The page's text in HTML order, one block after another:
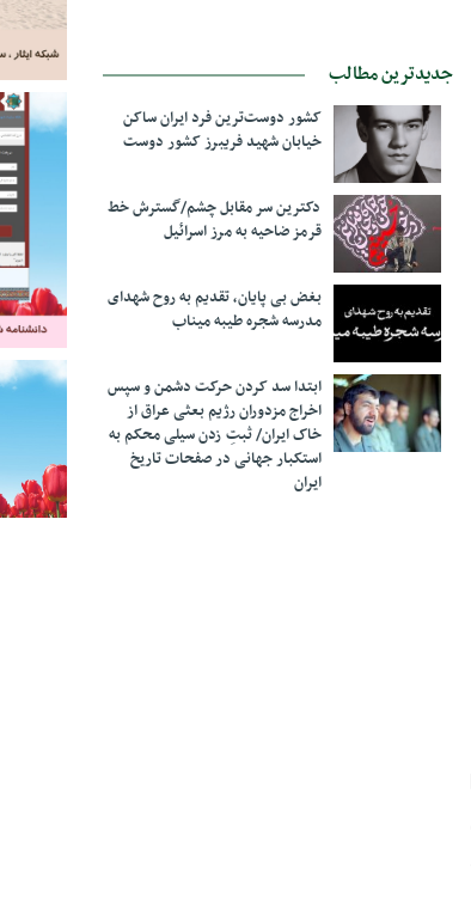
جدیدترین مطالب
کشور دوست‌ترین فرد ایران ساکن
خیابان شهید فریبرز کشور دوست
دکترین سر مقابل چشم/گسترش خط
قرمز ضاحیه به مرز اسرائیل
بغض بی پایان، تقدیم به روح شهدای
مدرسه شجره طیبه میناب
ابتدا سد کردن حرکت دشمن و سپس
اخراج مزدوران رژیم بعثی عراق از
خاک ایران/ ثبتِ زدن سیلی محکم به
استکبار جهانی در صفحات تاریخ
ایران